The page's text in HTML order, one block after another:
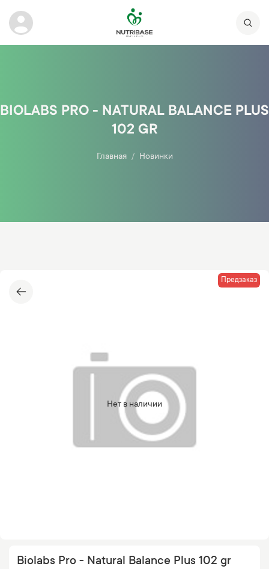
BIOLABS PRO - NATURAL BALANCE PLUS
102 GR
Главная Новинки
Нет в наличии
Предзаказ
Biolabs Pro - Natural Balance Plus 102 gr